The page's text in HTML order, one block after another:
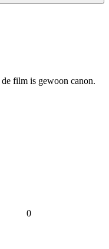
film is gewoon canon.
0